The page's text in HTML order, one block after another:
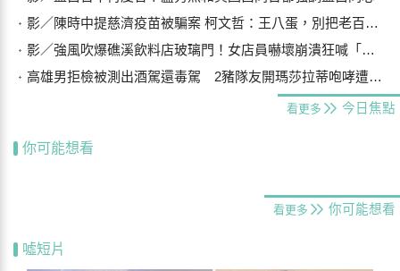
影／陳時中提慈濟疫苗被騙案 柯文哲：王八蛋，別把老百姓當白痴
影／強風吹爆礁溪飲料店玻璃門！女店員嚇壞崩潰狂喊「手機在哪？」
高雄男拒檢被測出酒駕還毒駕 2豬隊友開瑪莎拉蒂咆哮遭警壓制
看更多 今日焦點
你可能想看
看更多 你可能想看
噓短片